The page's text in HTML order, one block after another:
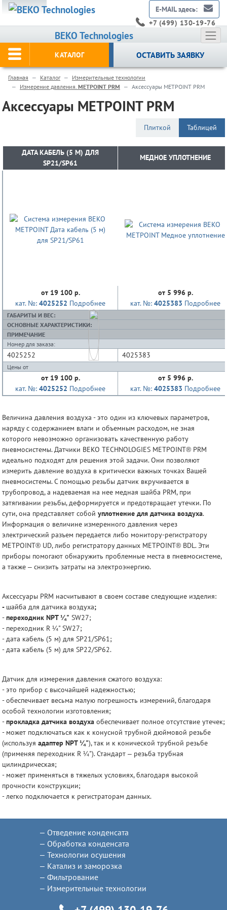
BEKO Technologies
E-MAIL здесь:
+7 (499) 130-19-76
КАТАЛОГ ОСТАВИТЬ ЗАЯВКУ
Главная Каталог
Измерительные технологии
Измерение давления. METPOINT PRM Аксессуары METPOINT PRM
Аксессуары METPOINT PRM
Плиткой Таблицей
ДАТА КАБЕЛЬ (5 М) ДЛЯ
SP21/SP61
МЕДНОЕ УПЛОТНЕНИЕ
ДАТА КАБЕЛЬ (5 М) ДЛЯ
SP21/SP61
МЕДНОЕ УПЛОТНЕНИЕ
от 19 100 р.
кат. №: 4025252 Подробнее
от 5 996 р.
кат. №: 4025383 Подробнее
ГАБАРИТЫ И ВЕС:
ОСНОВНЫЕ ХАРАКТЕРИСТИКИ:
ПРИМЕЧАНИЕ
Номер для заказа:
4025252 4025383
Цены от
от 19 100 р.
кат. №: 4025252 Подробнее
от 5 996 р.
кат. №: 4025383 Подробнее
Величина давления воздуха - это один из ключевых параметров,
наряду с содержанием влаги и объемным расходом, не зная
которого невозможно организовать качественную работу
пневмосистемы. Датчики BEKO TECHNOLOGIES METPOINT® PRM
идеально подходят для решения этой задачи. Они позволяют
измерить давление воздуха в критически важных точках Вашей
пневмосистемы. С помощью резьбы датчик вкручивается в
трубопровод, а надеваемая на нее медная шайба PRM, при
затягивании резьбы, деформируется и предотвращает утечки. По
сути, она представляет собой уплотнение для датчика воздуха.
Информация о величине измеренного давления через
электрический разъем передается либо монитору-регистратору
METPOINT® UD, либо регистратору данных METPOINT® BDL. Эти
приборы помогают обнаружить проблемные места в пневмосистеме,
а также – снизить затраты на электроэнергию.
Аксессуары PRM насчитывают в своем составе следующие изделия:
- шайба для датчика воздуха;
-переходник NPT ¼" SW27;
- переходник R ¼" SW27;
- дата кабель (5 м) для SP21/SP61;
- дата кабель (5 м) для SP22/SP62.
Датчик для измерения давления сжатого воздуха:
- это прибор с высочайшей надежностью;
- обеспечивает весьма малую погрешность измерений, благодаря
особой технологии изготовления;
-прокладка датчика воздуха обеспечивает полное отсутствие утечек;
- может подключаться как к конусной трубной дюймовой резьбе
(используя адаптер NPT ¼"), так и к конической трубной резьбе
(применяя переходник R ¼"). Стандарт – резьба трубная
цилиндрическая;
- может применяться в тяжелых условиях, благодаря высокой
прочности конструкции;
- легко подключается к регистраторам данных.
Отведение конденсата
Обработка конденсата
Технологии осушения
Катализ и заморозка
Фильтрование
Измерительные технологии